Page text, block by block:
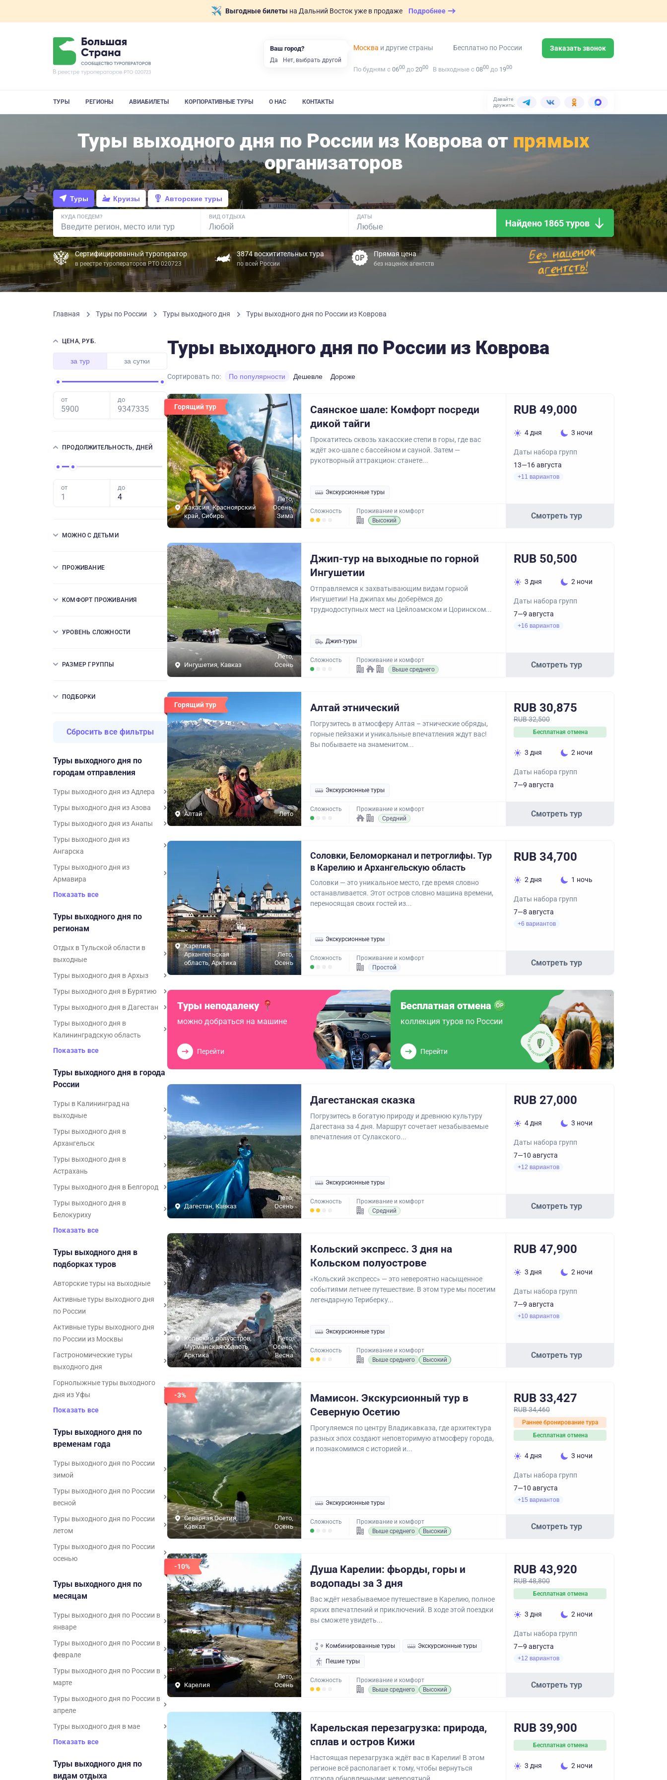
Выгодные билеты на Дальний Восток уже в продаже Подробнее
Москва и другие страны Бесплатно по России Заказать звонок
По будням с 0600 до 2000 В выходные с 0800 до 1900
ТУРЫ РЕГИОНЫ АВИАБИЛЕТЫ КОРПОРАТИВНЫЕ ТУРЫ О НАС КОНТАКТЫ
Давайте
дружить:
Туры выходного дня по России из Коврова от прямых
организаторов
Туры Круизы Авторские туры
КУДА ПОЕДЕМ? ВИД ОТДЫХА ДАТЫ
Найдено 1865 туров
Сертифицированный туроператор
в реестре туроператоров РТО 020723
3874 восхитительных тура
по всей России
Прямая цена
без наценок агентств
Главная Туры по России Туры выходного дня Туры выходного дня по России из Коврова
ЦЕНА, РУБ.
за тур за сутки
от до
ПРОДОЛЖИТЕЛЬНОСТЬ, ДНЕЙ
от до
МОЖНО С ДЕТЬМИ
ПРОЖИВАНИЕ
КОМФОРТ ПРОЖИВАНИЯ
УРОВЕНЬ СЛОЖНОСТИ
РАЗМЕР ГРУППЫ
ПОДБОРКИ
Сбросить все фильтры
Туры выходного дня по
городам отправления
Туры выходного дня из Адлера
Туры выходного дня из Азова
Туры выходного дня из Анапы
Туры выходного дня из
Ангарска
Туры выходного дня из
Армавира
Показать все
Туры выходного дня по
регионам
Отдых в Тульской области в
выходные
Туры выходного дня в Архыз
Туры выходного дня в Бурятию
Туры выходного дня в Дагестан
Туры выходного дня в
Калининградскую область
Показать все
Туры выходного дня в города
России
Туры в Калининград на
выходные
Туры выходного дня в
Архангельск
Туры выходного дня в
Астрахань
Туры выходного дня в Белгород
Туры выходного дня в
Белокуриху
Показать все
Туры выходного дня в
подборках туров
Авторские туры на выходные
Активные туры выходного дня
по России
Активные туры выходного дня
по России из Москвы
Гастрономические туры
выходного дня
Горнолыжные туры выходного
дня из Уфы
Показать все
Туры выходного дня по
временам года
Туры выходного дня по России
зимой
Туры выходного дня по России
весной
Туры выходного дня по России
летом
Туры выходного дня по России
осенью
Туры выходного дня по
месяцам
Туры выходного дня по России в
январе
Туры выходного дня по России в
феврале
Туры выходного дня по России в
марте
Туры выходного дня по России в
апреле
Туры выходного дня в мае
Показать все
Туры выходного дня по
видам отдыха
Туры выходного дня по России из Коврова
Сортировать по: По популярности Дешевле Дороже
Горящий тур
Хакасия, Красноярский
край, Сибирь
Лето,
Осень,
Зима
Саянское шале: Комфорт посреди
дикой тайги
Прокатитесь сквозь хакасские степи в горы, где вас
ждёт эко-шале с бассейном и сауной. Затем —
рукотворный аттракцион: станете...
Экскурсионные туры
Сложность
Проживание и комфорт
Высокий
RUB 49,000
4 дня 3 ночи
Даты набора групп
13—16 августа
+11 вариантов
Смотреть тур
Ингушетия, Кавказ
Лето,
Осень
Джип-тур на выходные по горной
Ингушетии
Отправляемся к захватывающим видам горной
Ингушетии! На джипах мы доберёмся до
труднодоступных мест на Цейлоамском и Цоринском...
Джип-туры
Сложность
Проживание и комфорт
Выше среднего
RUB 50,500
3 дня 2 ночи
Даты набора групп
7—9 августа
+16 вариантов
Смотреть тур
Горящий тур
Алтай Лето
Алтай этнический
Погрузитесь в атмосферу Алтая – этнические обряды,
горные пейзажи и уникальные впечатления ждут вас!
Вы побываете на знаменитом...
Экскурсионные туры
Сложность
Проживание и комфорт
Средний
RUB 30,875
RUB 32,500
Бесплатная отмена
3 дня 2 ночи
Даты набора групп
7—9 августа
Смотреть тур
Карелия,
Архангельская
область, Арктика
Лето,
Осень
Соловки, Беломорканал и петроглифы. Тур
в Карелию и Архангельскую область
Соловки — это уникальное место, где время словно
останавливается. Этот остров словно машина времени,
переносящая своих гостей из...
Экскурсионные туры
Сложность
Проживание и комфорт
Простой
RUB 34,700
2 дня 1 ночь
Даты набора групп
7—8 августа
+6 вариантов
Смотреть тур
Туры неподалеку
можно добраться на машине
Перейти
Бесплатная отмена
коллекция туров по России
Перейти
Дагестан, Кавказ
Лето,
Осень
Дагестанская сказка
Погрузитесь в богатую природу и древнюю культуру
Дагестана за 4 дня. Маршрут сочетает незабываемые
впечатления от Сулакского...
Экскурсионные туры
Сложность
Проживание и комфорт
Средний
RUB 27,000
4 дня 3 ночи
Даты набора групп
7—10 августа
+12 вариантов
Смотреть тур
Кольский полуостров,
Мурманская область,
Арктика
Лето,
Осень,
Весна
Кольский экспресс. 3 дня на
Кольском полуострове
«Кольский экспресс» — это невероятно насыщенное
событиями летнее путешествие. В этом туре мы посетим
легендарную Териберку...
Экскурсионные туры
Сложность
Проживание и комфорт
Выше среднего
Высокий
RUB 47,900
3 дня 2 ночи
Даты набора групп
7—9 августа
+10 вариантов
Смотреть тур
-3%
Северная Осетия,
Кавказ
Лето,
Осень
Мамисон. Экскурсионный тур в
Северную Осетию
Прогуляемся по центру Владикавказа, где архитектура
разных эпох создают неповторимую атмосферу города,
и познакомимся с историей и...
Экскурсионные туры
Сложность
Проживание и комфорт
Выше среднего
Высокий
RUB 33,427
RUB 34,460
Раннее бронирование тура
Бесплатная отмена
4 дня 3 ночи
Даты набора групп
7—10 августа
+15 вариантов
Смотреть тур
-10%
Карелия
Лето,
Осень
Душа Карелии: фьорды, горы и
водопады за 3 дня
Вас ждёт незабываемое путешествие в Карелию, полное
ярких впечатлений и приключений. В ходе этой поездки
вы сможете увидеть...
Комбинированные туры Экскурсионные туры
Пешие туры
Сложность
Проживание и комфорт
Выше среднего
Высокий
RUB 43,920
RUB 48,800
Бесплатная отмена
3 дня 2 ночи
Даты набора групп
7—9 августа
+12 вариантов
Смотреть тур
Карельская перезагрузка: природа,
сплав и остров Кижи
Настоящая перезагрузка ждёт вас в Карелии! В этом
регионе всё располагает к тому, чтобы вернуться
RUB 39,900
Бесплатная отмена
3 дня 2 ночи
Ваш город?
Да Нет, выбрать другой